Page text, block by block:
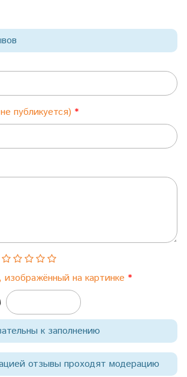
публикуется)
изображённый на картинке
к заполнению
отзывы проходят модерацию